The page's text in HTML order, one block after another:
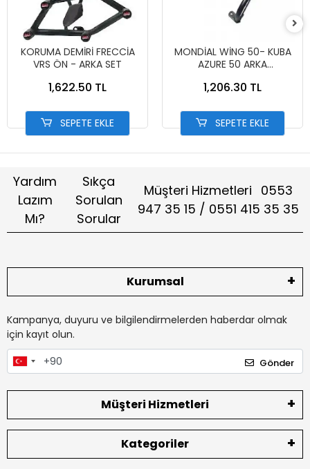
KORUMA DEMİRİ FRECCİA
VRS ÖN - ARKA SET
1,622.50 TL
SEPETE EKLE
MONDİAL WİNG 50- KUBA
AZURE 50 ARKA
1,206.30 TL
SEPETE EKLE
Yardım
Lazım
Mı?
Sıkça
Sorulan
Sorular
Müşteri Hizmetleri 0553
947 35 15 / 0551 415 35 35
Kurumsal
Kampanya, duyuru ve bilgilendirmelerden haberdar olmak
için kayıt olun.
Gönder
Müşteri Hizmetleri
Kategoriler